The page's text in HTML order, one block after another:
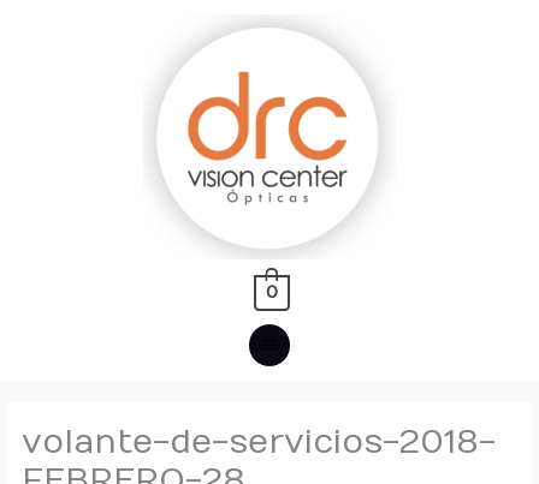
MENÚ
PRINCIPAL
0
volante-de-servicios-2018-